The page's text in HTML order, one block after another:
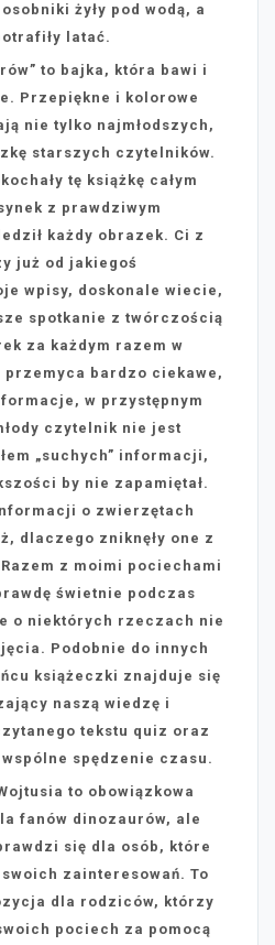
żyły pod wodą, a
latać.
to bajka, która bawi i
Przepiękne i kolorowe
nie tylko najmłodszych,
starszych czytelników.
tę książkę całym
z prawdziwym
każdy obrazek. Ci z
już od jakiegoś
wpisy, doskonale wiecie,
spotkanie z twórczością
za każdym razem w
przemyca bardzo ciekawe,
w przystępnym
czytelnik nie jest
„suchych” informacji,
by nie zapamiętał.
o zwierzętach
dlaczego zniknęły one z
z moimi pociechami
świetnie podczas
o niektórych rzeczach nie
Podobnie do innych
książeczki znajduje się
naszą wiedzę i
tekstu quiz oraz
spędzenie czasu.
to obowiązkowa
fanów dinozaurów, ale
się dla osób, które
zainteresowań. To
dla rodziców, którzy
pociech za pomocą